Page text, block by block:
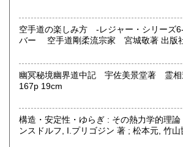
空手道の楽しみ方 -レジャー・シリーズ
バー 空手道剛柔
幽冥秘境幽界道中記 宇佐美景堂著 霊
167p 19cm
構造・安定性・ゆらぎ : その熱力学的理論
ンスドルフ, I.プリゴジン 著 ; 松本元, 竹山
房〈熱力学の方法を、平衡はもとより非